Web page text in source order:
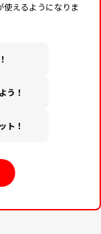
使えるようになりま
う！
ト！